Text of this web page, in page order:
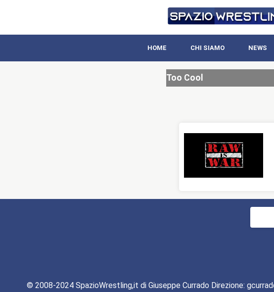
HOME CHI SIAMO NEWS
Too Cool
© 2008-2024 SpazioWrestling,it di Giuseppe Currado Direzione: